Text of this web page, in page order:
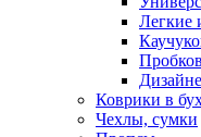
Легкие
Коврики в
Чехлы, сумки